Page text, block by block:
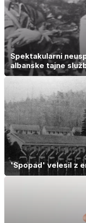
Spektakularni
albanske tajne
'Spopad' velesil z